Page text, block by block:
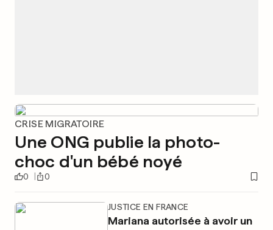
CRISE MIGRATOIRE
Une ONG publie la photo-
choc d'un bébé noyé
0 0
JUSTICE EN FRANCE
Mariana autorisée à avoir un